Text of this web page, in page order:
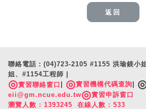
返回
聯絡電話：(04)723-2105 #1155 洪瑜鎂小
姐、#1154工程師 |
◎實習聯絡窗口 ◎實習機構代碼查詢
eii@gm.ncue.edu.tw◎實習申訴窗口
瀏覽人數 : 1393245 在線人數 : 533